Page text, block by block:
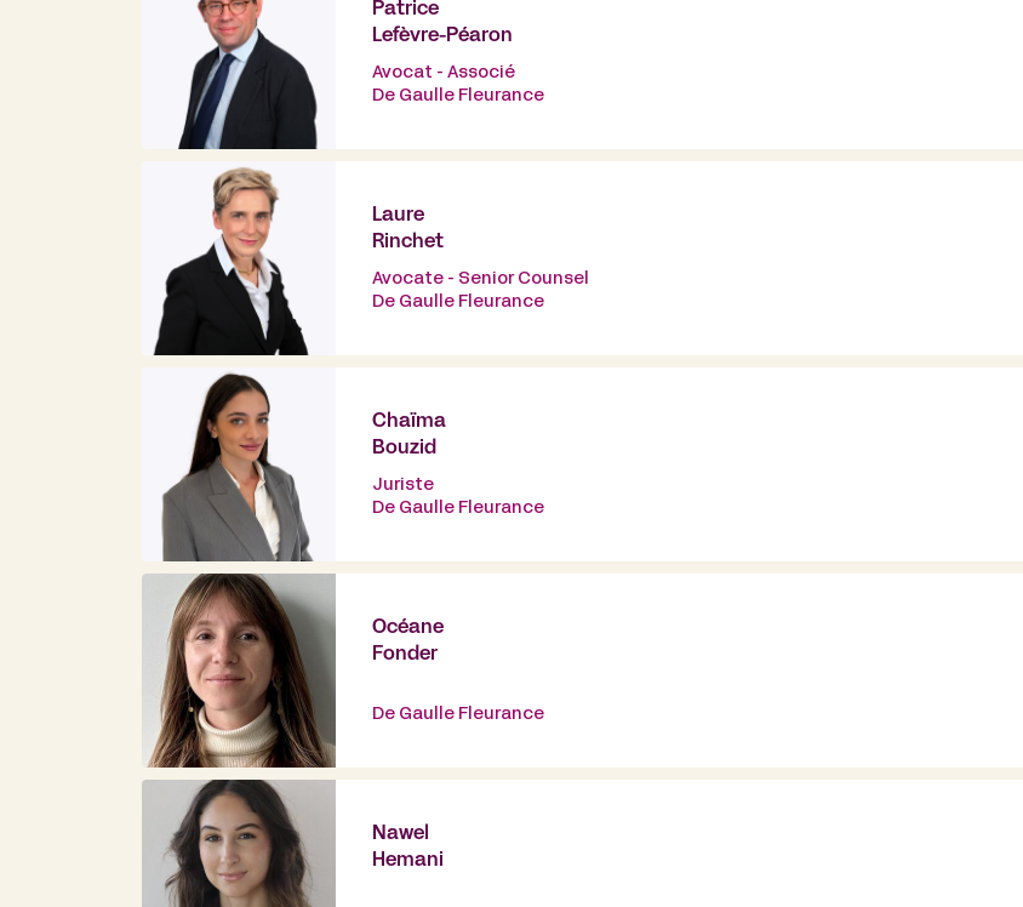
Patrice
Lefèvre-Péaron
Avocat - Associé
De Gaulle Fleurance
Laure
Rinchet
Avocate - Senior Counsel
De Gaulle Fleurance
Chaïma
Bouzid
Juriste
De Gaulle Fleurance
Océane
Fonder
De Gaulle Fleurance
Nawel
Hemani